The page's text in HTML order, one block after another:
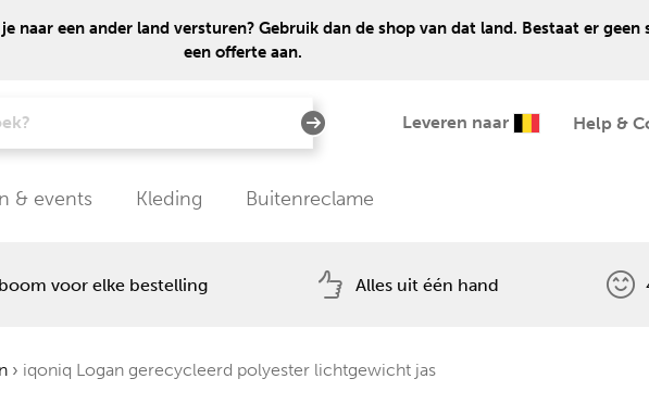
naar een ander land versturen? Gebruik dan de shop van dat land. Bestaat er geen
een offerte aan.
Leveren naar Help &
& events Kleding Buitenreclame
voor elke bestelling Alles uit één hand
› iqoniq Logan gerecycleerd polyester lichtgewicht jas